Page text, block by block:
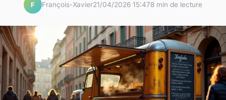
F François-Xavier21/04/2026 15:478 min de lecture